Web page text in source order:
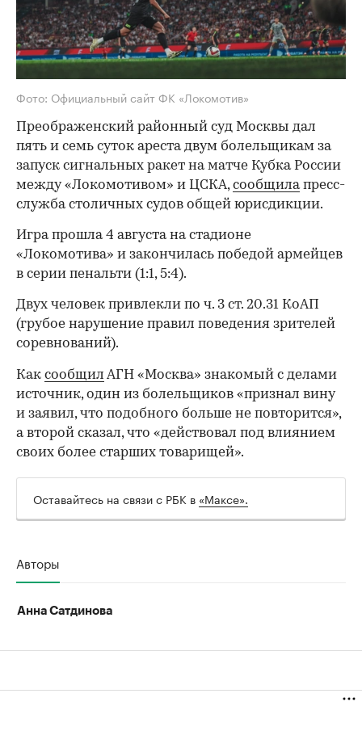
Фото: Официальный сайт ФК «Локомотив»
Преображенский районный суд Москвы дал
пять и семь суток ареста двум болельщикам за
запуск сигнальных ракет на матче Кубка России
между «Локомотивом» и ЦСКА,сообщилапресс-
служба столичных судов общей юрисдикции.
Игра прошла 4 августа на стадионе
«Локомотива» и закончилась победой армейцев
в серии пенальти (1:1, 5:4).
Двух человек привлекли по ч. 3 ст. 20.31 КоАП
(грубое нарушение правил поведения зрителей
соревнований).
Как сообщил АГН «Москва» знакомый с делами
источник, один из болельщиков «признал вину
и заявил, что подобного больше не повторится»,
а второй сказал, что «действовал под влиянием
своих более старших товарищей».
Оставайтесь на связи с РБК в «Максе».
Авторы
Анна Сатдинова